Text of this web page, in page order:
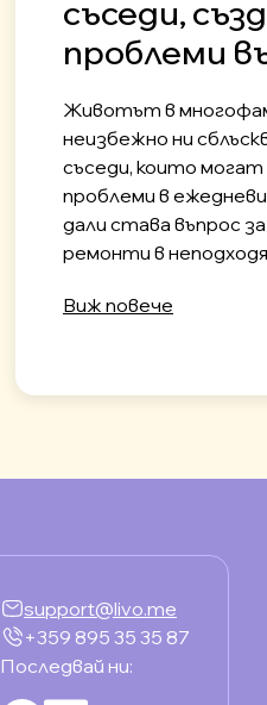
съседи,
проблеми
Животът в
неизбежно ни
съседи, които
проблеми в
дали става въпрос
ремонти в
Виж повече
support@livo.me
+359 895 35 35 87
Последвай ни: